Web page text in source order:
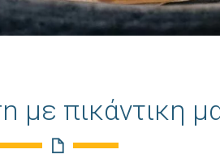
με πικάντικη